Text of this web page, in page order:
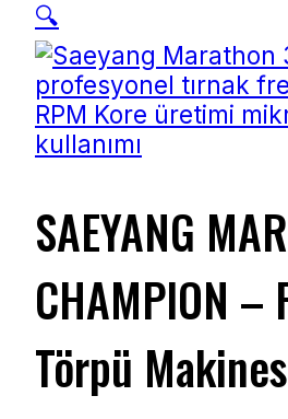
🔍
SAEYANG
CHAMPION –
Törpü